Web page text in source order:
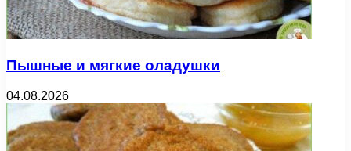
Пышные и мягкие оладушки
04.08.2026